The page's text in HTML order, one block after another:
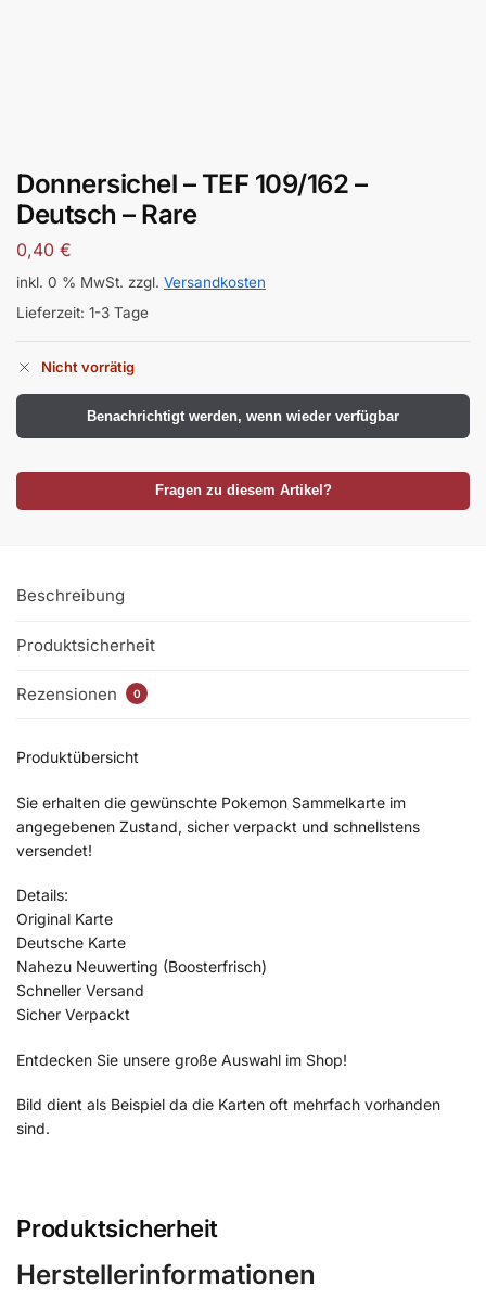
Donnersichel – TEF 109/162 –
Deutsch – Rare
0,40 €
inkl. 0 % MwSt. zzgl. Versandkosten
Lieferzeit: 1-3 Tage
Nicht vorrätig
Benachrichtigt werden, wenn wieder verfügbar
Fragen zu diesem Artikel?
Beschreibung
Produktsicherheit
Rezensionen 0
Produktübersicht
Sie erhalten die gewünschte Pokemon Sammelkarte im
angegebenen Zustand, sicher verpackt und schnellstens
versendet!
Details:
Original Karte
Deutsche Karte
Nahezu Neuwerting (Boosterfrisch)
Schneller Versand
Sicher Verpackt
Entdecken Sie unsere große Auswahl im Shop!
Bild dient als Beispiel da die Karten oft mehrfach vorhanden
sind.
Produktsicherheit
Herstellerinformationen